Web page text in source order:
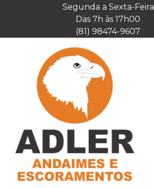
Segunda a Sexta-Feira
Das 7h às 17h00
(81) 98474-9607